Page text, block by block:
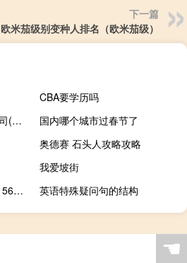
下一篇
欧米茄级别变种人排名（欧米茄级）
CBA要学历吗
聚智投资管理南京有限公司(关于聚智投资管理南京有限公司简述)
国内哪个城市过春节了
奥德赛 石头人攻略攻略
我爱坡街
福昕阅读器 V11.5.118.51569 官方版（福昕阅读器 V11.5.118.51569 官方版功能简介）
英语特殊疑问句的结构
☚